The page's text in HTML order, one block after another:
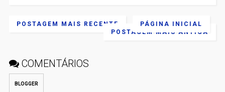
POSTAGEM MAIS RECENTE
POSTAGEM MAIS ANTIGA
PÁGINA INICIAL
COMENTÁRIOS
BLOGGER